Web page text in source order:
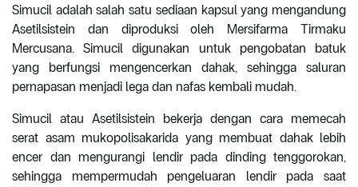
Simucil adalah salah satu sediaan kapsul yang mengandung
Asetilsistein dan diproduksi oleh Mersifarma Tirmaku
Mercusana. Simucil digunakan untuk pengobatan batuk
yang berfungsi mengencerkan dahak, sehingga saluran
pernapasan menjadi lega dan nafas kembali mudah.
Simucil atau Asetilsistein bekerja dengan cara memecah
serat asam mukopolisakarida yang membuat dahak lebih
encer dan mengurangi lendir pada dinding tenggorokan,
sehingga mempermudah pengeluaran lendir pada saat